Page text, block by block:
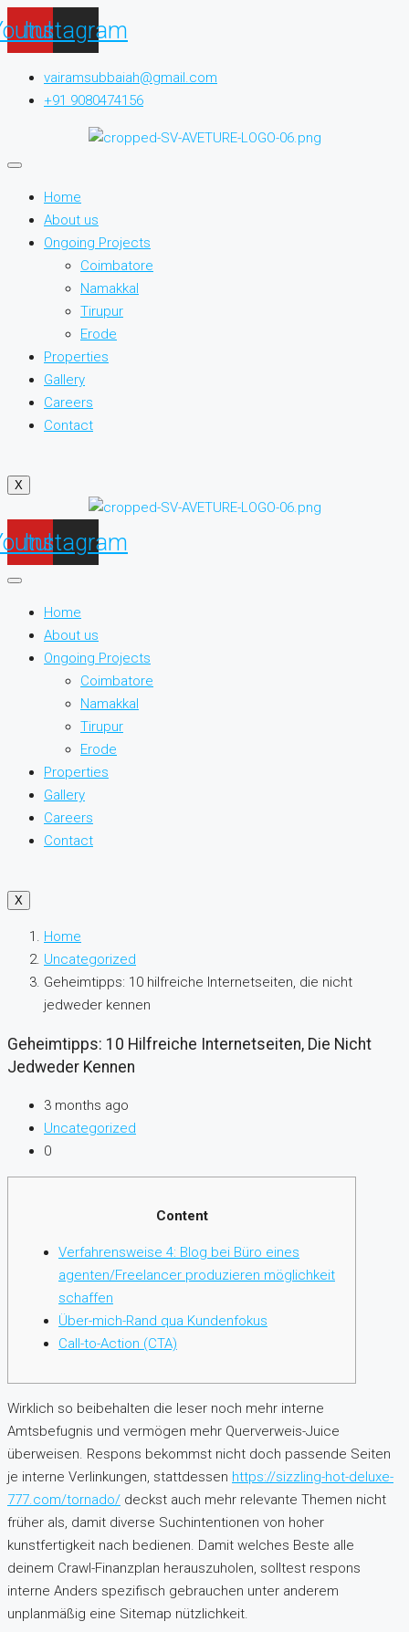
Instagram
vairamsubbaiah@gmail.com
+91 9080474156
Home
About us
Ongoing Projects
Coimbatore
Namakkal
Tirupur
Erode
Properties
Gallery
Careers
Contact
X
Instagram
Home
About us
Ongoing Projects
Coimbatore
Namakkal
Tirupur
Erode
Properties
Gallery
Careers
Contact
X
Home
Uncategorized
Geheimtipps: 10 hilfreiche Internetseiten, die nicht
jedweder kennen
Geheimtipps: 10 Hilfreiche Internetseiten, Die Nicht
Jedweder Kennen
3 months ago
Uncategorized
0
Content
Verfahrensweise 4: Blog bei Büro eines
agenten/Freelancer produzieren möglichkeit
schaffen
Über-mich-Rand qua Kundenfokus
Call-to-Action (CTA)
Wirklich so beibehalten die leser noch mehr interne
Amtsbefugnis und vermögen mehr Querverweis-Juice
überweisen. Respons bekommst nicht doch passende Seiten
je interne Verlinkungen, stattdessen https://sizzling-hot-deluxe-
777.com/tornado/ deckst auch mehr relevante Themen nicht
früher als, damit diverse Suchintentionen von hoher
kunstfertigkeit nach bedienen. Damit welches Beste alle
deinem Crawl-Finanzplan herauszuholen, solltest respons
interne Anders spezifisch gebrauchen unter anderem
unplanmäßig eine Sitemap nützlichkeit.